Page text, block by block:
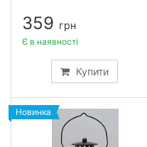
359 грн
Купити
Є в наявності
Новинка